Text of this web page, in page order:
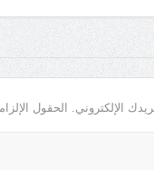
الإلكتروني. الحقول